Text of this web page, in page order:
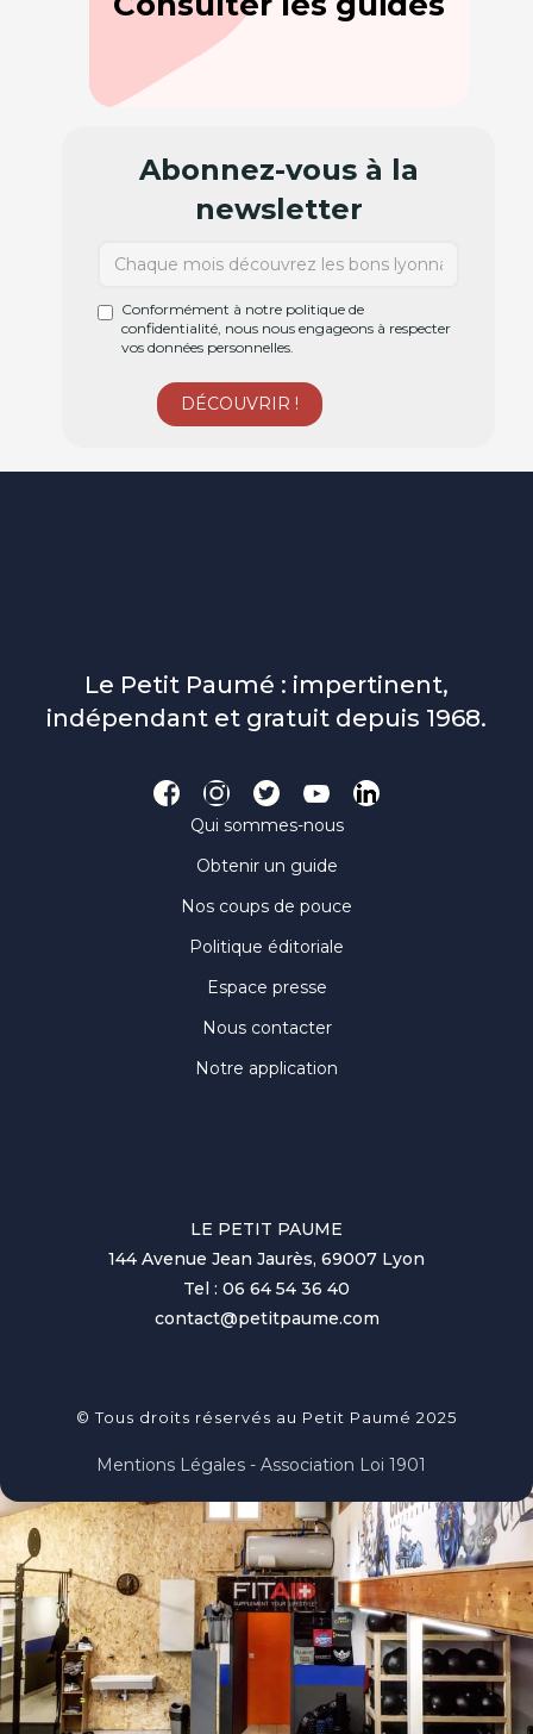
Abonnez-vous à la
newsletter
Conformément à notre politique de
confidentialité, nous nous engageons à respecter
vos données personnelles.
Le Petit Paumé : impertinent,
indépendant et gratuit depuis 1968.
Qui sommes-nous
Obtenir un guide
Nos coups de pouce
Politique éditoriale
Espace presse
Nous contacter
Notre application
LE PETIT PAUME
144 Avenue Jean Jaurès, 69007 Lyon
Tel : 06 64 54 36 40
contact@petitpaume.com
© Tous droits réservés au Petit Paumé 2025
Mentions Légales - Association Loi 1901